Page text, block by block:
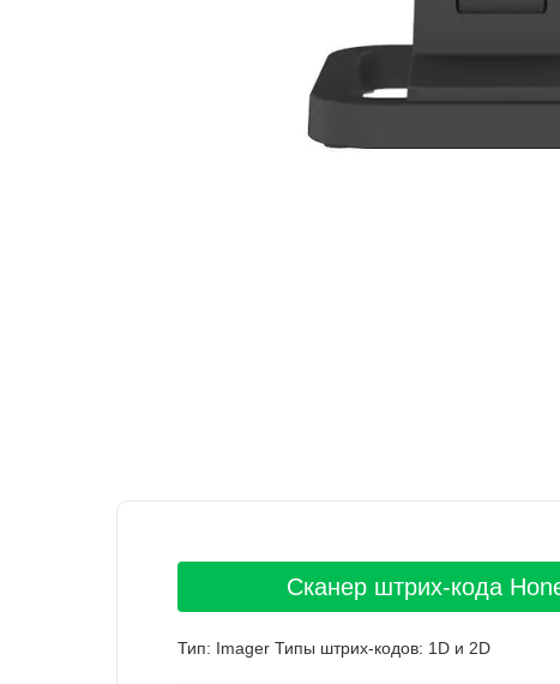
Сканер штрих-кода
Тип: Imager Типы штрих-кодов: 1D и 2D